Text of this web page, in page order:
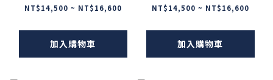
NT$14,500 ~ NT$16,600
加入購物車
NT$14,500 ~ NT$16,600
加入購物車